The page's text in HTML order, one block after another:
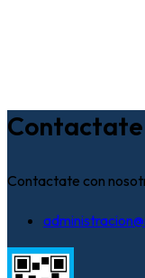
Contactate
Contactate con